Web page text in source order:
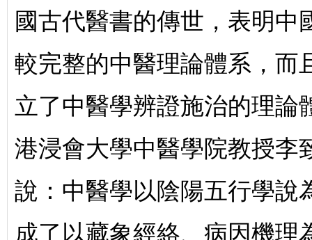
國古代醫書的傳世，表明中
較完整的中醫理論體系，而
立了中醫學辨證施治的理論
港浸會大學中醫學院教授李
說：中醫學以陰陽五行學說
成了以藏象經絡、病因機理